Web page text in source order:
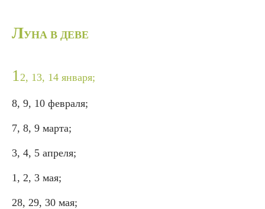
ЛУНА В ДЕВЕ
1 2, 13, 14 января;
8, 9, 10 февраля;
7, 8, 9 марта;
3, 4, 5 апреля;
1, 2, 3 мая;
28, 29, 30 мая;